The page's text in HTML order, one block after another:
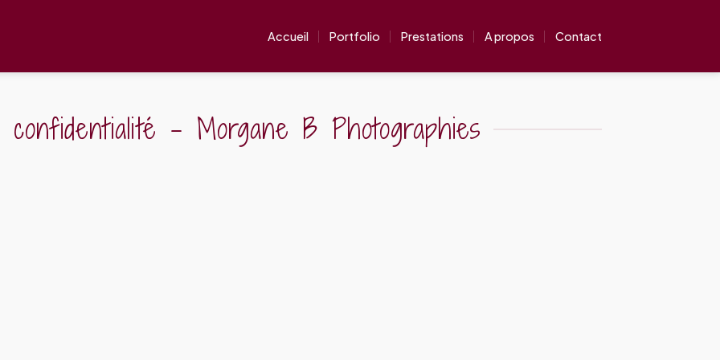
Accueil Portfolio Prestations A propos Contact
confidentialité – Morgane B Photographies